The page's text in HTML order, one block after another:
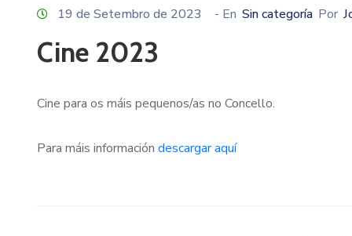
19 de Setembro de 2023 - En Sin categoría Por
Cine 2023
Cine para os máis pequenos/as no Concello.
Para máis información descargar aquí